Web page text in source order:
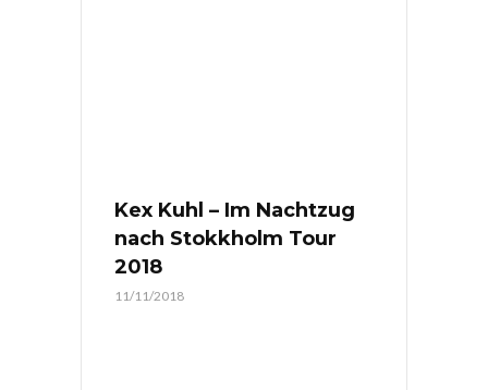
Kex Kuhl – Im Nachtzug
nach Stokkholm Tour
2018
11/11/2018